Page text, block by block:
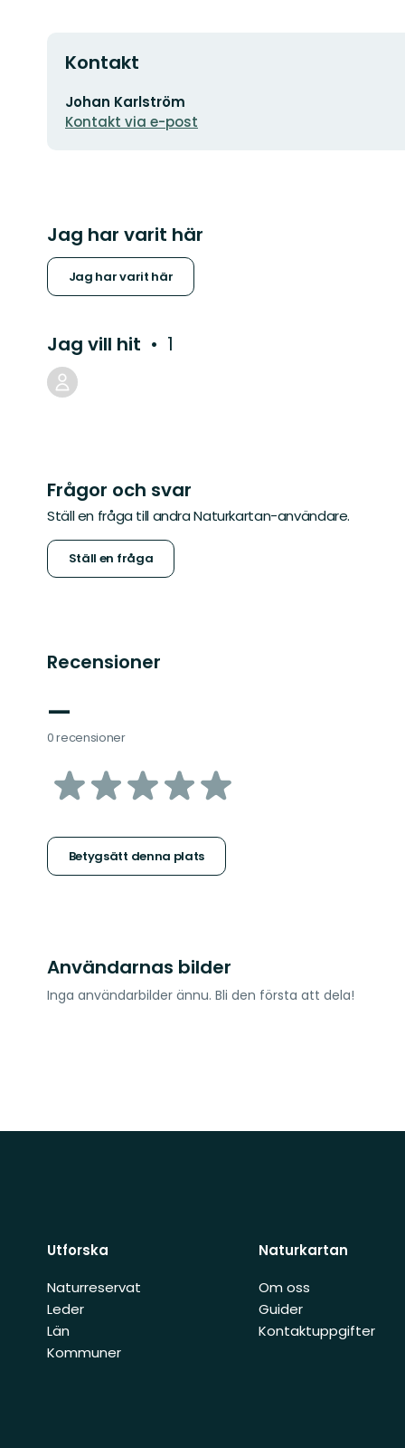
Kontakt
E-
postadress
Johan Karlström
Kontakt via e-post
Jag har varit här
Jag har varit här
Jag vill hit 1
Frågor och svar
Ställ en fråga till andra Naturkartan-användare.
Ställ en fråga
Recensioner
—
0 recensioner
av
stjärnor
Betygsätt denna plats
Användarnas bilder
Inga användarbilder ännu. Bli den första att dela!
Utforska
Naturreservat
Leder
Län
Kommuner
Naturkartan
Om oss
Guider
Kontaktuppgifter